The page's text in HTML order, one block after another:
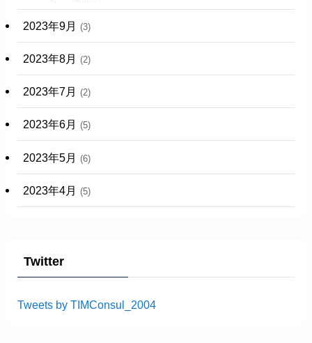
2023年9月 (3)
2023年8月 (2)
2023年7月 (2)
2023年6月 (5)
2023年5月 (6)
2023年4月 (5)
Twitter
Tweets by TIMConsul_2004